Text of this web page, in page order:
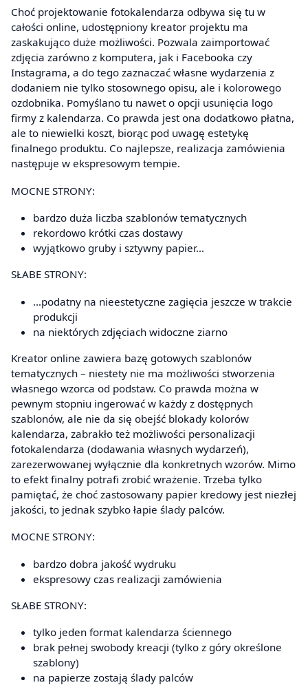
Choć projektowanie fotokalendarza odbywa się tu w
całości online, udostępniony kreator projektu ma
zaskakująco duże możliwości. Pozwala zaimportować
zdjęcia zarówno z komputera, jak i Facebooka czy
Instagrama, a do tego zaznaczać własne wydarzenia z
dodaniem nie tylko stosownego opisu, ale i kolorowego
ozdobnika. Pomyślano tu nawet o opcji usunięcia logo
firmy z kalendarza. Co prawda jest ona dodatkowo płatna,
ale to niewielki koszt, biorąc pod uwagę estetykę
finalnego produktu. Co najlepsze, realizacja zamówienia
następuje w ekspresowym tempie.
MOCNE STRONY:
bardzo duża liczba szablonów tematycznych
rekordowo krótki czas dostawy
wyjątkowo gruby i sztywny papier…
SŁABE STRONY:
…podatny na nieestetyczne zagięcia jeszcze w trakcie
produkcji
na niektórych zdjęciach widoczne ziarno
Kreator online zawiera bazę gotowych szablonów
tematycznych – niestety nie ma możliwości stworzenia
własnego wzorca od podstaw. Co prawda można w
pewnym stopniu ingerować w każdy z dostępnych
szablonów, ale nie da się obejść blokady kolorów
kalendarza, zabrakło też możliwości personalizacji
fotokalendarza (dodawania własnych wydarzeń),
zarezerwowanej wyłącznie dla konkretnych wzorów. Mimo
to efekt finalny potrafi zrobić wrażenie. Trzeba tylko
pamiętać, że choć zastosowany papier kredowy jest niezłej
jakości, to jednak szybko łapie ślady palców.
MOCNE STRONY:
bardzo dobra jakość wydruku
ekspresowy czas realizacji zamówienia
SŁABE STRONY:
tylko jeden format kalendarza ściennego
brak pełnej swobody kreacji (tylko z góry określone
szablony)
na papierze zostają ślady palców